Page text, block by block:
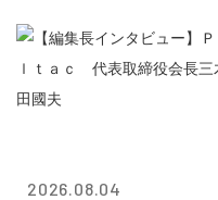
2026.08.04